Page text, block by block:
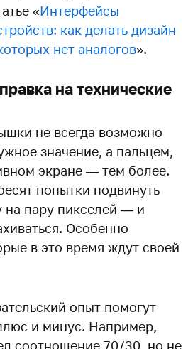
«Интерфейсы
как делать дизайн
нет аналогов».
на технические
не всегда возможно
значение, а пальцем,
экране — тем более.
попытки подвинуть
на пару пикселей — и
Особенно
в это время ждут своей
опыт помогут
и минус. Например,
соотношение 70/30, но не